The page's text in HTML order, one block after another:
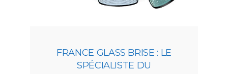
FRANCE GLASS BRISE : LE
SPÉCIALISTE DU